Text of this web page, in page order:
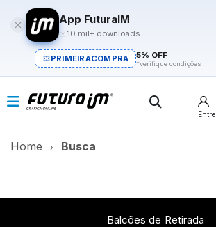
App FuturaIM
10 mil+ downloads
PRIMEIRACOMPRA 5% OFF
*verifique condições
Entre
Home Busca
Balcões de Retirada